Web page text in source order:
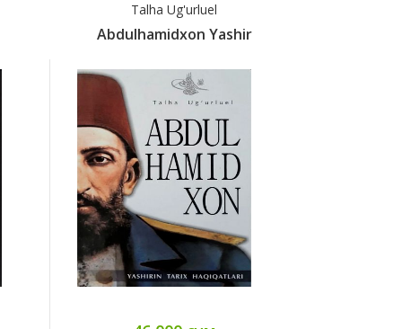
Talha Ug'urluel
Abdulhamidxon Yashir